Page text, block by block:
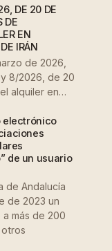
DE 20 DE
DE
EN
IRÁN
de 2026,
8/2026, de 20
alquiler en…
electrónico
de un usuario
de Andalucía
de 2023 un
más de 200